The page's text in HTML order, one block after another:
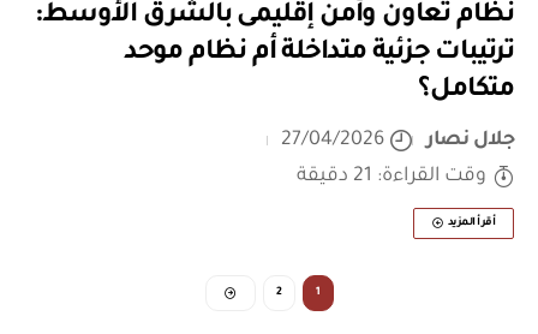
نظام تعاون وأمن إقليمى بالشرق الأوسط:
ترتيبات جزئية متداخلة أم نظام موحد
متكامل؟
جلال نصار
27/04/2026
وقت القراءة: 21 دقيقة
أقرأ المزيد